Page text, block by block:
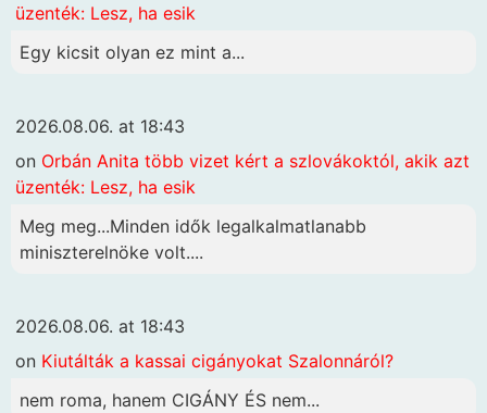
üzenték: Lesz, ha esik
Egy kicsit olyan ez mint a...
2026.08.06. at 18:43
on Orbán Anita több vizet kért a szlovákoktól, akik azt
üzenték: Lesz, ha esik
Meg meg...Minden idők legalkalmatlanabb
miniszterelnöke volt....
2026.08.06. at 18:43
on Kiutálták a kassai cigányokat Szalonnáról?
nem roma, hanem CIGÁNY ÉS nem...